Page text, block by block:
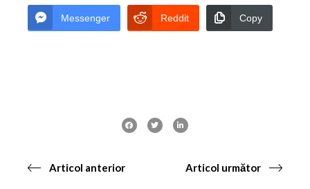
Messenger Reddit Copy
Articol anterior Articol următor